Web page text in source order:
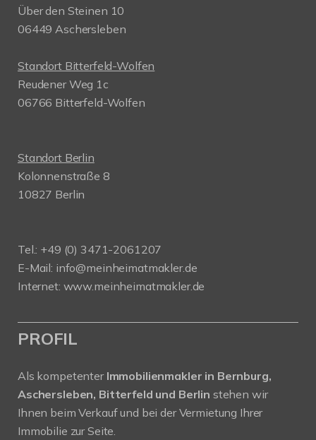
Über den Steinen 10
06449 Aschersleben
Standort Bitterfeld-Wolfen
Reudener Weg 1c
06766 Bitterfeld-Wolfen
Standort Berlin
Kolonnenstraße 8
10827 Berlin
Tel.: +49 (0) 3471-2061207
E-Mail: info@meinheimatmakler.de
Internet: www.meinheimatmakler.de
PROFIL
Als kompetenter Immobilienmakler in Bernburg,
Aschersleben, Bitterfeld und Berlin stehen wir
Ihnen beim Verkauf und bei der Vermietung Ihrer
Immobilie zur Seite.